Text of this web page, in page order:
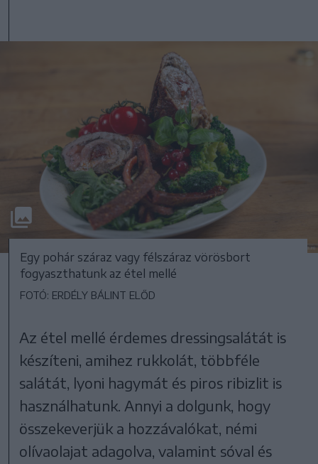
Egy pohár száraz vagy félszáraz vörösbort
fogyaszthatunk az étel mellé
FOTÓ: ERDÉLY BÁLINT ELŐD
Az étel mellé érdemes dressingsalátát is
készíteni, amihez rukkolát, többféle
salátát, lyoni hagymát és piros ribizlit is
használhatunk. Annyi a dolgunk, hogy
összekeverjük a hozzávalókat, némi
olívaolajat adagolva, valamint sóval és